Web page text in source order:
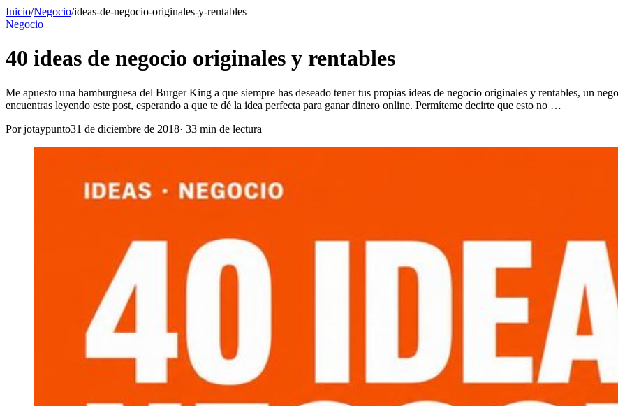
Inicio/Negocio/ideas-de-negocio-originales-y-rentables
Negocio
40 ideas de negocio originales y rentables
Me apuesto una hamburguesa del Burger King a que siempre has deseado tener tus propias ideas de negocio originales y rentables, un
encuentras leyendo este post, esperando a que te dé la idea perfecta para ganar dinero online. Permíteme decirte que esto no …
Porjotaypunto31 de diciembre de 2018· 33 min de lectura